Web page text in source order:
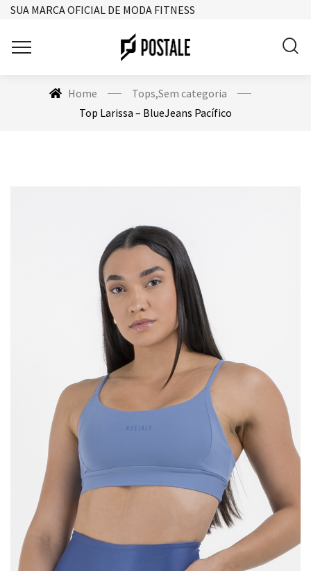
SUA MARCA OFICIAL DE MODA FITNESS
Home Tops,Sem categoria
Top Larissa – BlueJeans Pacífico